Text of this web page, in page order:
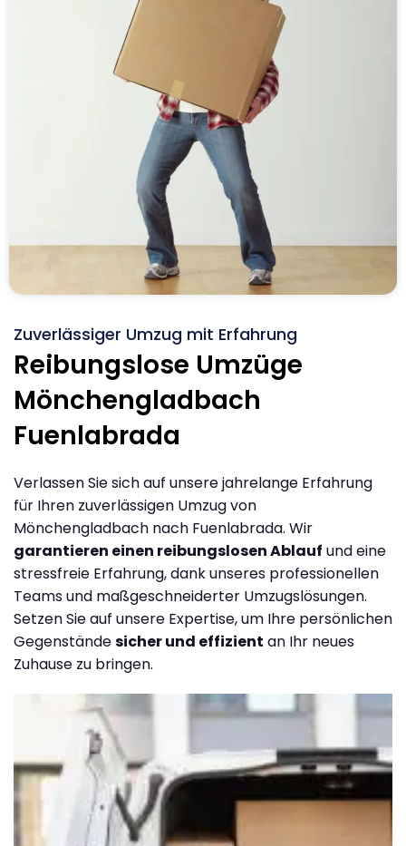
Zuverlässiger Umzug mit Erfahrung
Reibungslose Umzüge
Mönchengladbach
Fuenlabrada
Verlassen Sie sich auf unsere jahrelange Erfahrung
für Ihren zuverlässigen Umzug von
Mönchengladbach nach Fuenlabrada. Wir
garantieren einen reibungslosen Ablauf und eine
stressfreie Erfahrung, dank unseres professionellen
Teams und maßgeschneiderter Umzugslösungen.
Setzen Sie auf unsere Expertise, um Ihre persönlichen
Gegenständesicher und effizient an Ihr neues
Zuhause zu bringen.